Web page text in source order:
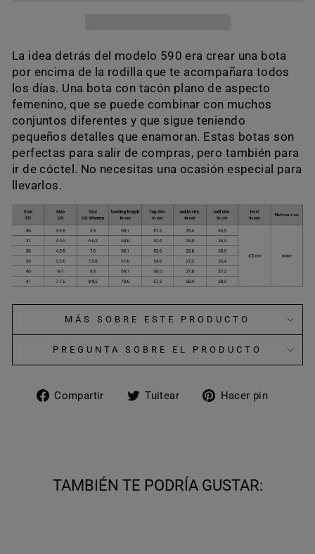
La idea detrás del modelo 590 era crear una bota
por encima de la rodilla que te acompañara todos
los días. Una bota con tacón plano de aspecto
femenino, que se puede combinar con muchos
conjuntos diferentes y que sigue teniendo
pequeños detalles que enamoran. Estas botas son
perfectas para salir de compras, pero también para
ir de cóctel. No necesitas una ocasión especial para
llevarlos.
MÁS SOBRE ESTE PRODUCTO
PREGUNTA SOBRE EL PRODUCTO
Compartir
Compartir
Tuitear
TuitearHacer pin
TAMBIÉN TE PODRÍA GUSTAR: